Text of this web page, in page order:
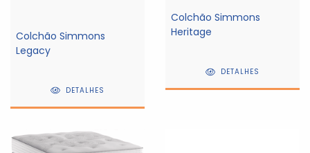
Colchão Simmons
Legacy
DETALHES
Colchão Simmons
Heritage
DETALHES